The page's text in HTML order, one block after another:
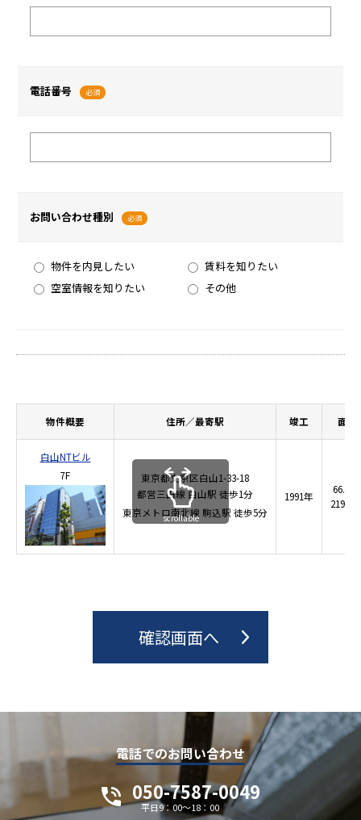
電話番号 必須
お問い合わせ種別 必須
物件を内見したい
賃料を知りたい
空室情報を知りたい
その他
物件概要 住所／最寄駅 竣工 面積
白山NTビル
7F
東京都文京区白山1-33-18
都営三田線 白山駅 徒歩1分
東京メトロ南北線 駒込駅 徒歩5分
1991年
66.4 坪
219.5
scrollable
電話でのお問い合わせ
050-7587-0049
平日9：00～18：00